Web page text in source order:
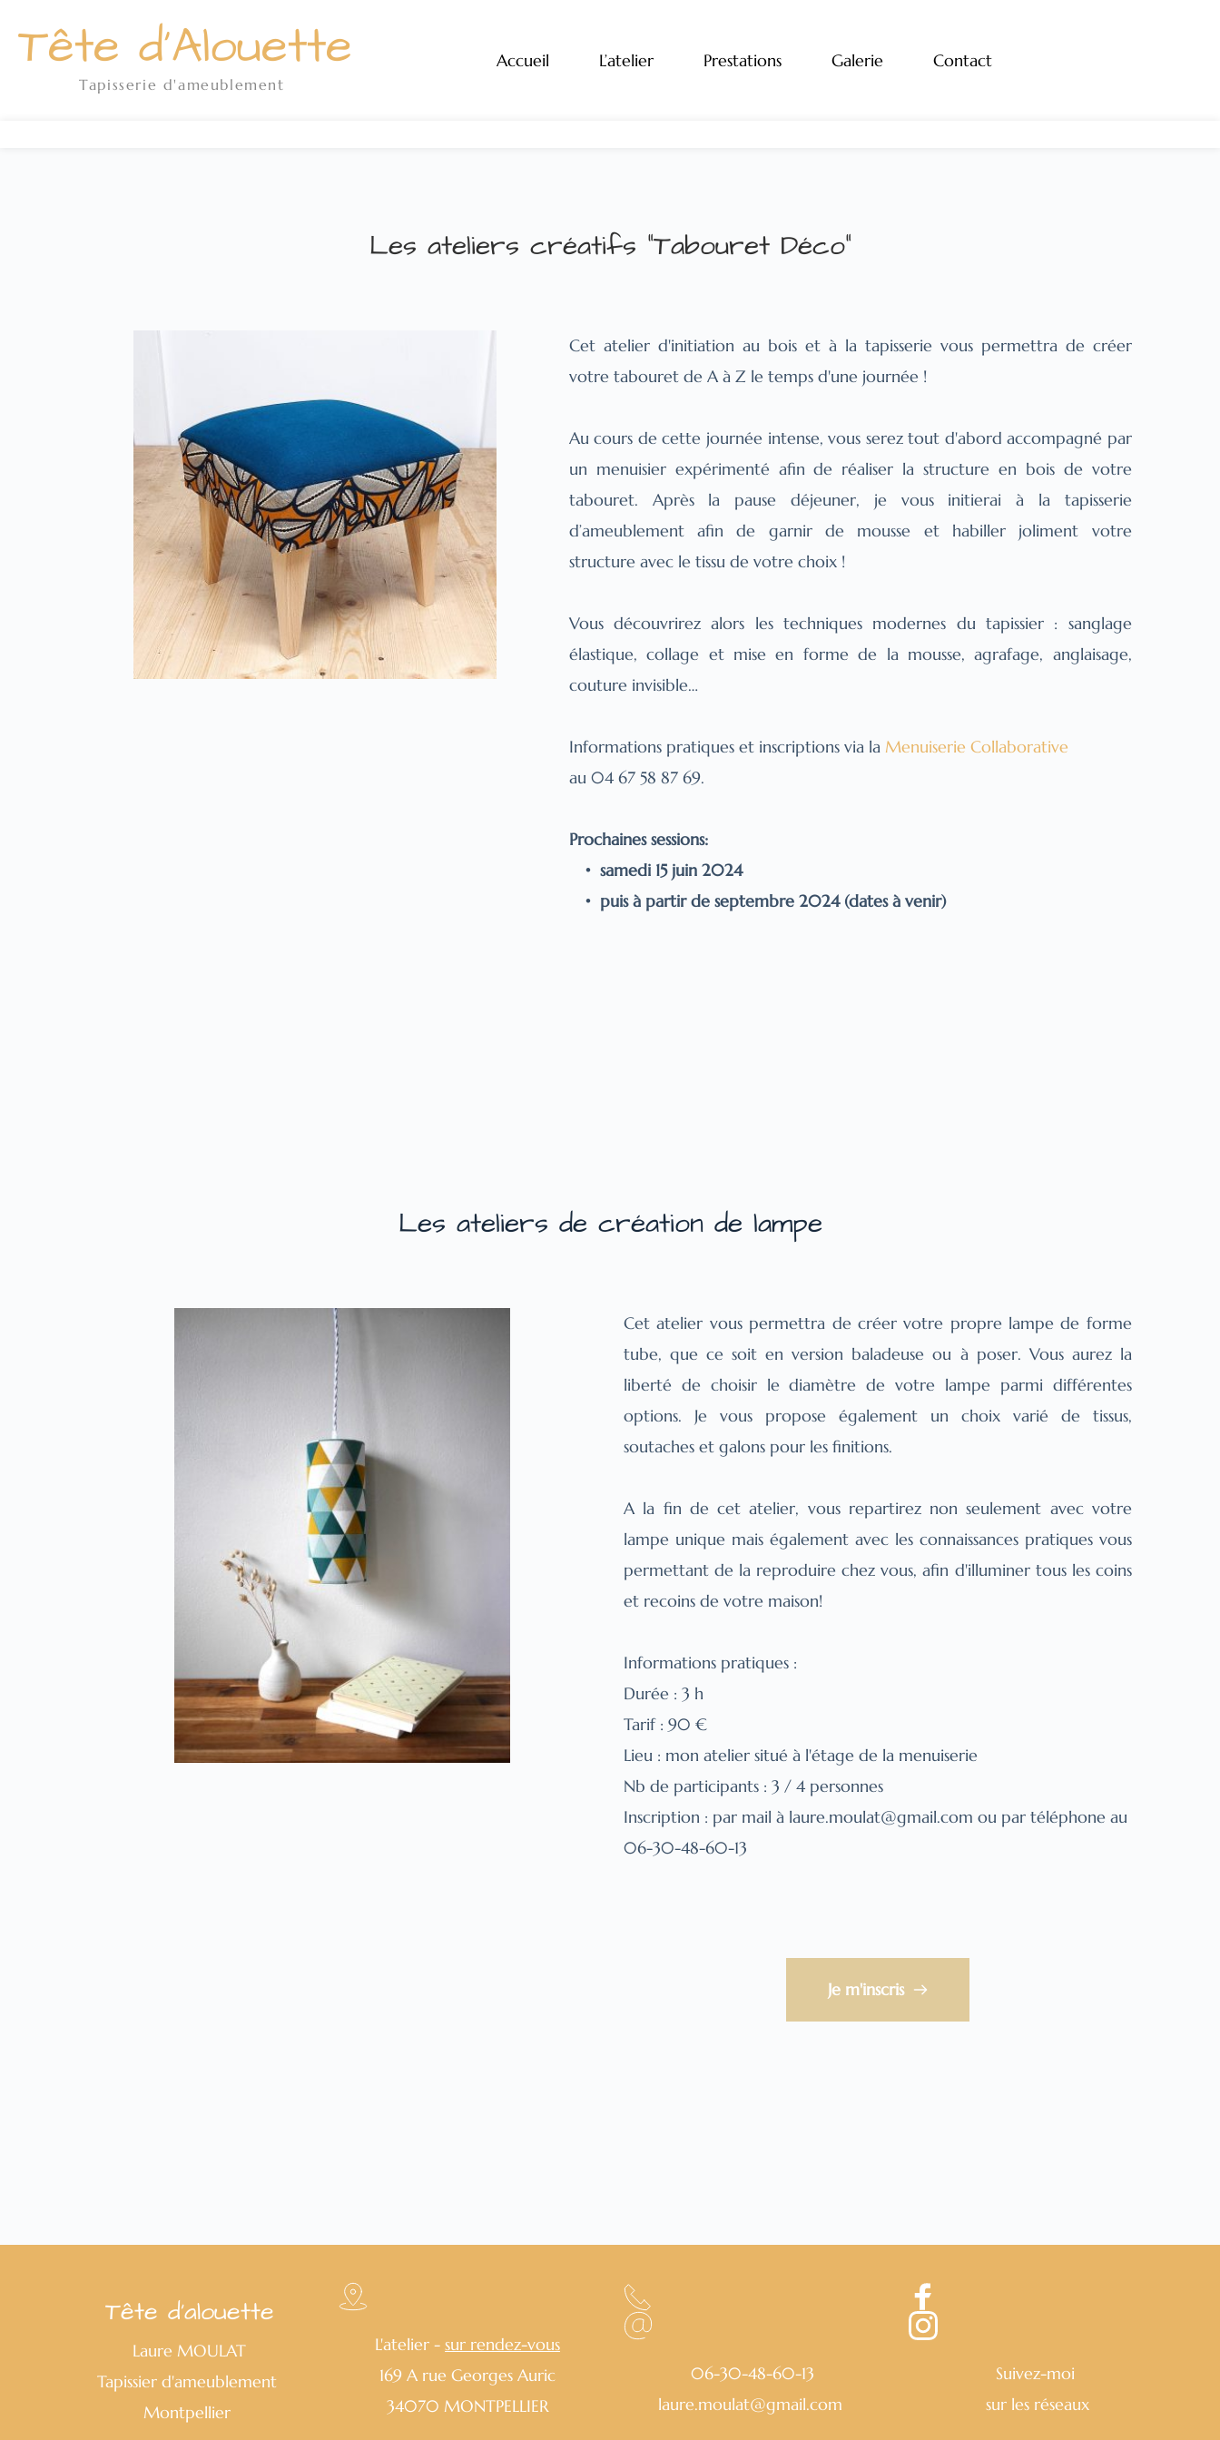
contenuTête d'Alouette
Tapisserie d'ameublement
Accueil L’atelier Prestations Galerie Contact
Les ateliers créatifs "Tabouret Déco"
Cet atelier d'initiation au bois et à la tapisserie vous permettra de créer
votre tabouret de A à Z le temps d'une journée !
Au cours de cette journée intense, vous serez tout d'abord accompagné par
un menuisier expérimenté afin de réaliser la structure en bois de votre
tabouret. Après la pause déjeuner, je vous initierai à la tapisserie
d’ameublement afin de garnir de mousse et habiller joliment votre
structure avec le tissu de votre choix !
Vous découvrirez alors les techniques modernes du tapissier : sanglage
élastique, collage et mise en forme de la mousse, agrafage, anglaisage,
couture invisible…
Informations pratiques et inscriptions via la Menuiserie Collaborative
au 04 67 58 87 69.
Prochaines sessions:
samedi 15 juin 2024
puis à partir de septembre 2024 (dates à venir)
Les ateliers de création de lampe
Cet atelier vous permettra de créer votre propre lampe de forme
tube, que ce soit en version baladeuse ou à poser. Vous aurez la
liberté de choisir le diamètre de votre lampe parmi différentes
options. Je vous propose également un choix varié de tissus,
soutaches et galons pour les finitions.
A la fin de cet atelier, vous repartirez non seulement avec votre
lampe unique mais également avec les connaissances pratiques vous
permettant de la reproduire chez vous, afin d'illuminer tous les coins
et recoins de votre maison!
Informations pratiques :
Durée : 3 h
Tarif : 90 €
Lieu : mon atelier situé à l'étage de la menuiserie
Nb de participants : 3 / 4 personnes
Inscription : par mail à laure.moulat@gmail.com ou par téléphone au
06-30-48-60-13
Je m'inscris
Tête d'alouette
Laure MOULAT
Tapissier d'ameublement
Montpellier
L'atelier - sur rendez-vous
169 A rue Georges Auric
34070 MONTPELLIER
06-30-48-60-13
laure.moulat@gmail.com
Suivez-moi
sur les réseaux